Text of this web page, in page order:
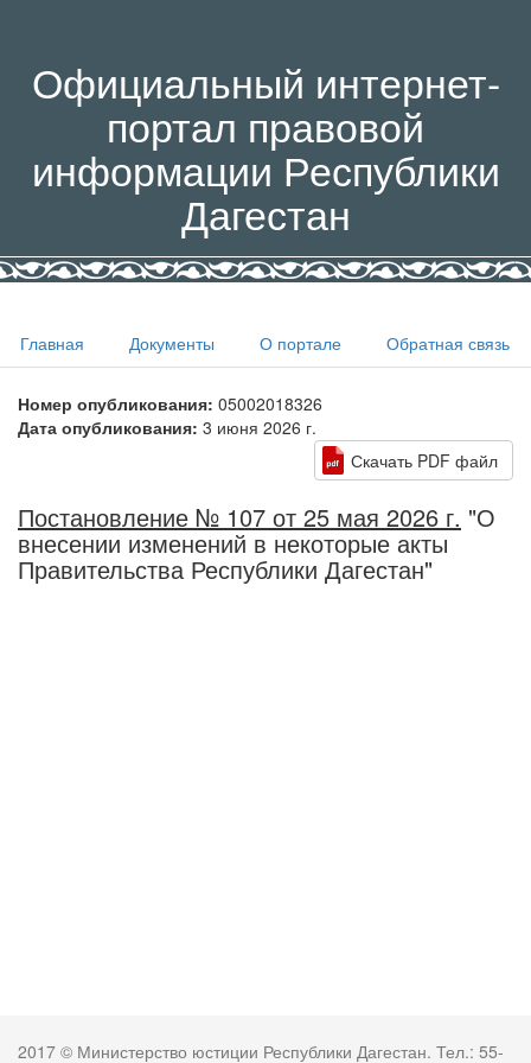
Официальный интернет-
портал правовой
информации Республики
Дагестан
Главная Документы О портале Обратная связь
Номер опубликования: 05002018326
Дата опубликования: 3 июня 2026 г.
Скачать PDF файл
Постановление № 107 от 25 мая 2026 г. "О
внесении изменений в некоторые акты
Правительства Республики Дагестан"
2017 © Министерство юстиции Республики Дагестан. Тел.: 55-